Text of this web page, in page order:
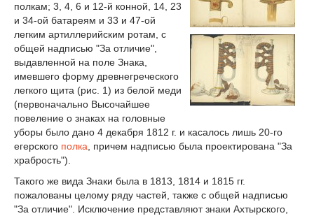
полкам; 3, 4, 6 и 12-й конной, 14, 23
и 34-ой батареям и 33 и 47-ой
легким артиллерийским ротам, с
общей надписью "За отличие",
выдавленной на поле Знака,
имевшего форму древнегреческого
легкого щита (рис. 1) из белой меди
(первоначально Высочайшее
повеление о знаках на головные
уборы было дано 4 декабря 1812 г. и касалось лишь 20-го
егерского полка, причем надписью была проектирована "За
храбрость").
Такого же вида Знаки была в 1813, 1814 и 1815 гг.
пожалованы целому ряду частей, также с общей надписью
"За отличие". Исключение представляют знаки Ахтырского,